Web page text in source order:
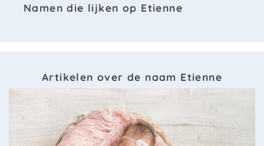
Namen die lijken op Etienne
Artikelen over de naam Etienne